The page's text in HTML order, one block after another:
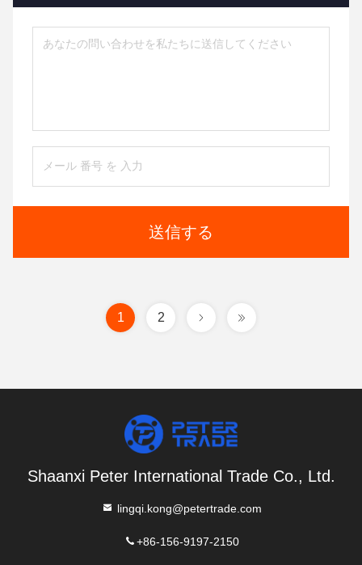
送信する
1 2
Shaanxi Peter International Trade Co., Ltd.
lingqi.kong@petertrade.com
+86-156-9197-2150